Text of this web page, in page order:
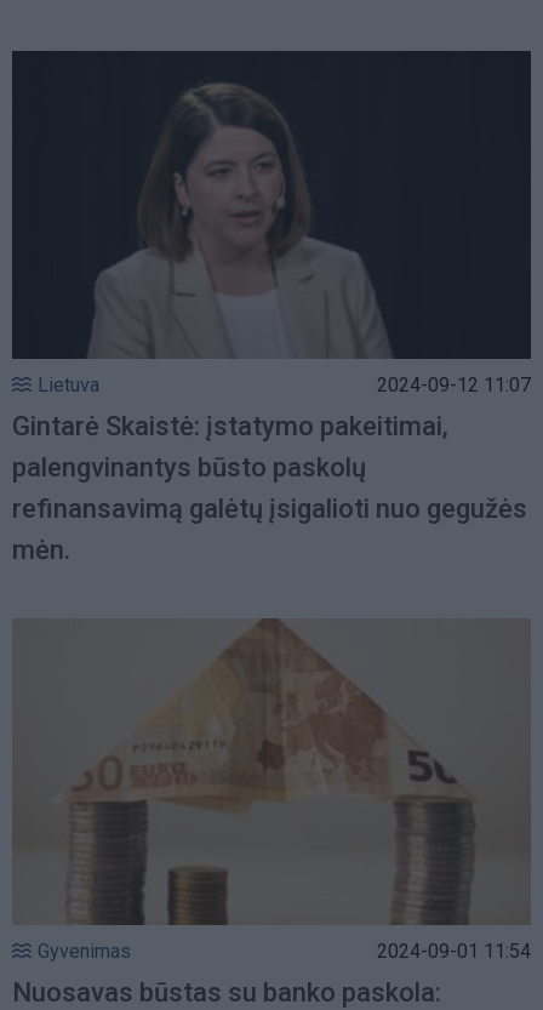
Lietuva 2024-09-12 11:07
Gintarė Skaistė: įstatymo pakeitimai,
palengvinantys būsto paskolų
refinansavimą galėtų įsigalioti nuo gegužės
mėn.
Gyvenimas 2024-09-01 11:54
Nuosavas būstas su banko paskola: